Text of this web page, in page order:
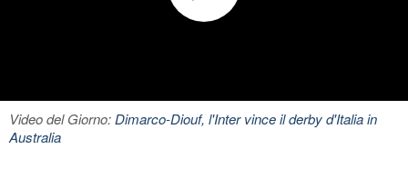
Video del Giorno:Dimarco-Diouf, l'Inter vince il derby d'Italia in
Australia